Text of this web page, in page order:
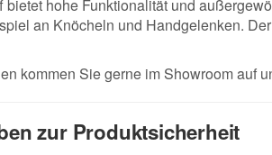
bietet hohe Funktionalität und
an Knöcheln und Handgelenken.
kommen Sie gerne im Showroom auf
zur Produktsicherheit